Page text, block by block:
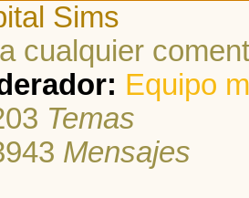
Sims
cualquier
Equipo
Temas
Mensajes